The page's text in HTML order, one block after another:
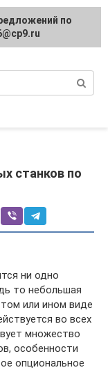
станков по
ни одно
то небольшая
или ином виде
во всех
множество
особенности
опциональное
по